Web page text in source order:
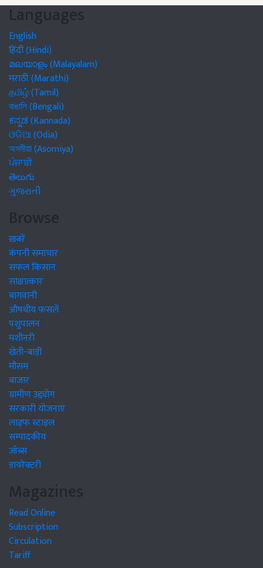
Languages
English
हिंदी (Hindi)
മലയാളം (Malayalam)
मराठी (Marathi)
தமிழ் (Tamil)
বাঙালি (Bengali)
ಕನ್ನಡ (Kannada)
ଓଡିଆ (Odia)
অসমীয়া (Asomiya)
ਪੰਜਾਬੀ
తెలుగు
ગુજરાતી
Browse
खबरें
कंपनी समाचार
सफल किसान
साक्षात्कार
बागवानी
औषधीय फसलें
पशुपालन
मशीनरी
खेती-बाड़ी
मौसम
बाजार
ग्रामीण उद्द्योग
सरकारी योजनाएं
लाइफ स्टाइल
सम्पादकीय
जॉब्स
डायरेक्टरी
Magazines
Read Online
Subscription
Circulation
Tariff